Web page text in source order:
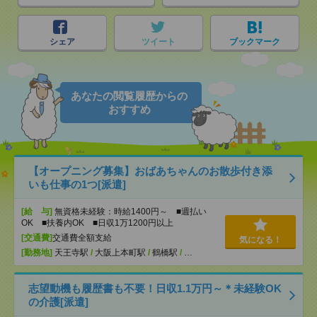
シェア ツイート ブックマーク
あなたの閲覧履歴からの
おすすめ
【オープニング募集】おばあちゃんのお散歩付き添
いも仕事の1つ[派遣]
[給 与] 無資格未経験：時給1400円～ ■週払い
OK ■扶養内OK ■日収1万1200円以上
[交通費]交通費全額支給
[勤務地] 天王寺駅 / 大阪上本町駅 / 鶴橋駅 / …
気になる！
志望動機も履歴書も不要！日収1.1万円～＊未経験OK
の介護[派遣]